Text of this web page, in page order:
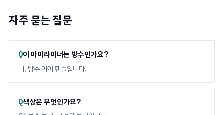
자주 묻는 질문
이 아이라이너는 방수인가요?
네, 방수 아이 펜슬입니다.
색상은 무엇인가요?